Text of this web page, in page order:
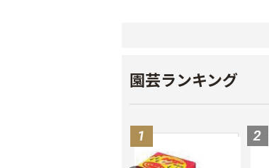
園芸ランキング